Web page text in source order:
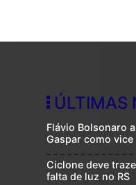
ÚLTIMAS
Flávio Bolsonaro
Gaspar como vice
Ciclone deve
falta de luz no RS